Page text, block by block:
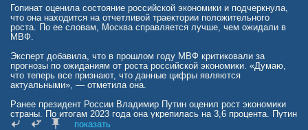
НАТО начнет набирать рекрутов, то появится возможность хотя бы
получить питание и койку в теплых казармах.
mpsh.ru/25245-finny-reshili-pokajatsja-pered-rossiej-no-okazalos-
Гопинат оценила состояние российской экономики и подчеркнула,
что она находится на отчетливой траектории положительного
роста. По ее словам, Москва справляется лучше, чем ожидали в
МВФ.
Эксперт добавила, что в прошлом году МВФ критиковали за
прогнозы по ожиданиям от роста российской экономики. «Думаю,
что теперь все признают, что данные цифры являются
актуальными», — отметила она.
Ранее президент России Владимир Путин оценил рост экономики
страны. По итогам 2023 года она укрепилась на 3,6 процента. Путин
подчеркнул, что рост российской экономики по итогам прошлого
показать